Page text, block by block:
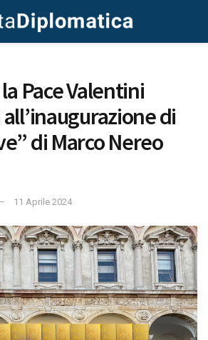
Pace Valentini
di
di Marco Nereo
11 Aprile 2024